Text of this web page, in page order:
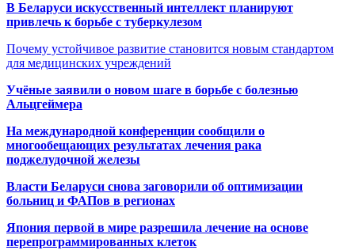
В Беларуси искусственный интеллект планируют
привлечь к борьбе с туберкулезом
Почему устойчивое развитие становится новым стандартом
для медицинских учреждений
Учёные заявили о новом шаге в борьбе с болезнью
Альцгеймера
На международной конференции сообщили о
многообещающих результатах лечения рака
поджелудочной железы
Власти Беларуси снова заговорили об оптимизации
больниц и ФАПов в регионах
Япония первой в мире разрешила лечение на основе
перепрограммированных клеток